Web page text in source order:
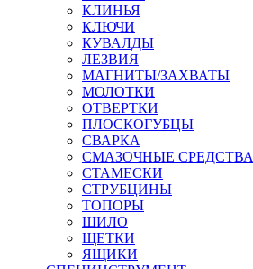
КЛИНЬЯ
КЛЮЧИ
КУВАЛДЫ
ЛЕЗВИЯ
МАГНИТЫ/ЗАХВАТЫ
МОЛОТКИ
ОТВЕРТКИ
ПЛОСКОГУБЦЫ
СВАРКА
СМАЗОЧНЫЕ СРЕДСТВА
СТАМЕСКИ
СТРУБЦИНЫ
ТОПОРЫ
ШИЛО
ЩЕТКИ
ЯЩИКИ